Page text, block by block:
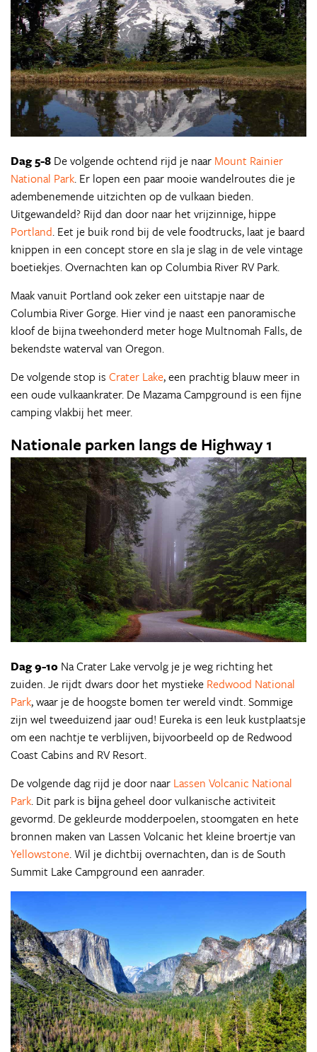
Dag 5-8 De volgende ochtend rijd je naar Mount Rainier
National Park. Er lopen een paar mooie wandelroutes die je
adembenemende uitzichten op de vulkaan bieden.
Uitgewandeld? Rijd dan door naar het vrijzinnige, hippe
Portland. Eet je buik rond bij de vele foodtrucks, laat je baard
knippen in een concept store en sla je slag in de vele vintage
boetiekjes. Overnachten kan op Columbia River RV Park.
Maak vanuit Portland ook zeker een uitstapje naar de
Columbia River Gorge. Hier vind je naast een panoramische
kloof de bijna tweehonderd meter hoge Multnomah Falls, de
bekendste waterval van Oregon.
De volgende stop is Crater Lake, een prachtig blauw meer in
een oude vulkaankrater. De Mazama Campground is een fijne
camping vlakbij het meer.
Nationale parken langs de Highway 1
Dag 9-10 Na Crater Lake vervolg je je weg richting het
zuiden. Je rijdt dwars door het mystieke Redwood National
Park, waar je de hoogste bomen ter wereld vindt. Sommige
zijn wel tweeduizend jaar oud! Eureka is een leuk kustplaatsje
om een nachtje te verblijven, bijvoorbeeld op de Redwood
Coast Cabins and RV Resort.
De volgende dag rijd je door naar Lassen Volcanic National
Park. Dit park is bĳna geheel door vulkanische activiteit
gevormd. De gekleurde modderpoelen, stoomgaten en hete
bronnen maken van Lassen Volcanic het kleine broertje van
Yellowstone. Wil je dichtbij overnachten, dan is de South
Summit Lake Campground een aanrader.